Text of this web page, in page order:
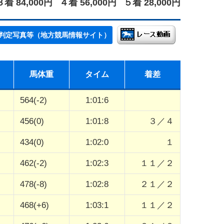
着 84,000円 ４着 56,000円 ５着 28,000円
定写真等（地方競馬情報サイト）
馬体重 タイム 着差
564(-2) 1:01:6
456(0) 1:01:8 ３／４
434(0) 1:02:0 １
462(-2) 1:02:3 １１／２
478(-8) 1:02:8 ２１／２
468(+6) 1:03:1 １１／２